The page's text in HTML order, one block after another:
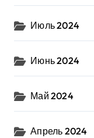
Июль 2024
Июнь 2024
Май 2024
Апрель 2024